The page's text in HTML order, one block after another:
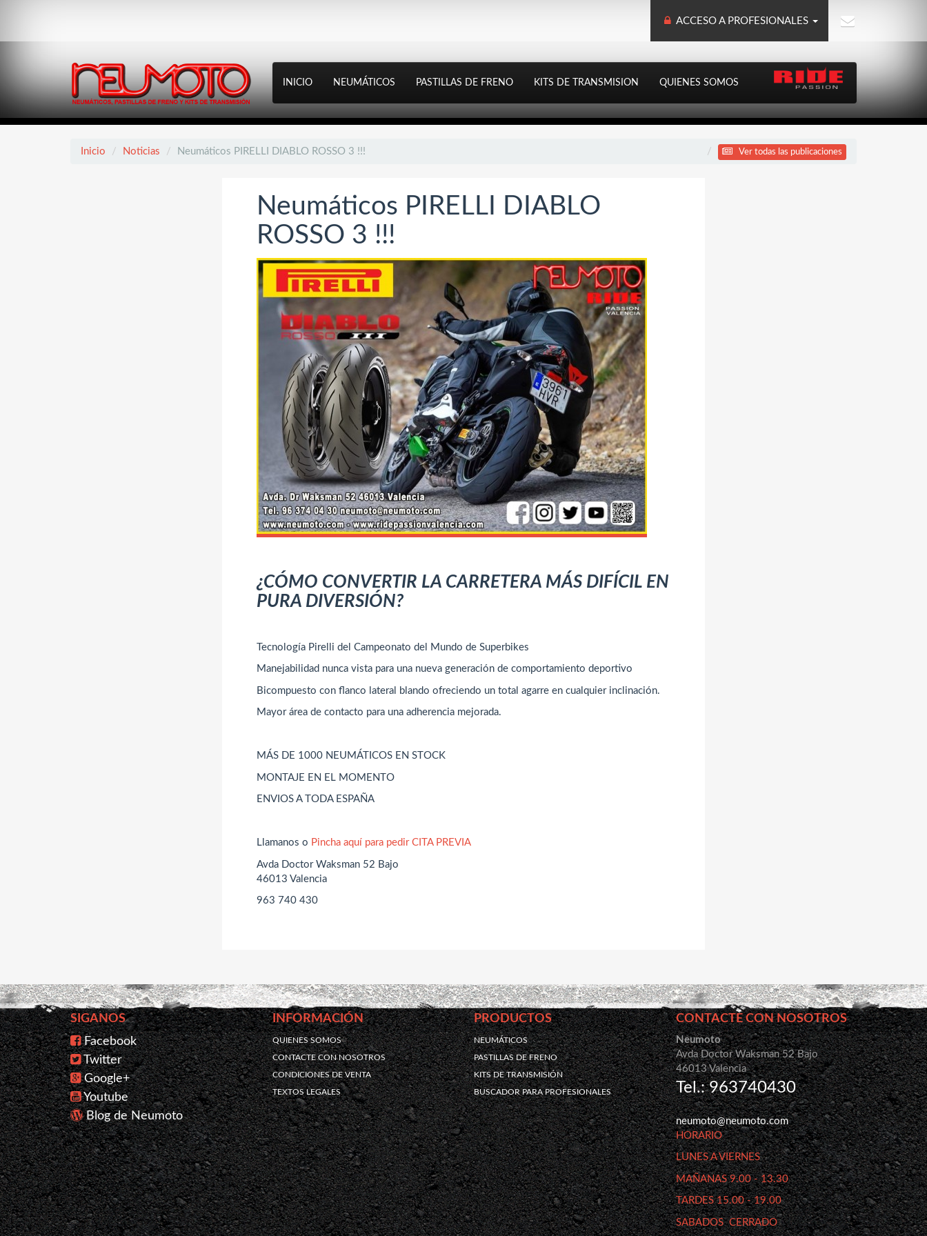
ACCESO A PROFESIONALES
INICIO NEUMÁTICOS PASTILLAS DE FRENO KITS DE TRANSMISION QUIENES SOMOS
Inicio Noticias Neumáticos PIRELLI DIABLO ROSSO 3 !!! Ver todas las publicaciones
Neumáticos PIRELLI DIABLO
ROSSO 3 !!!
¿CÓMO CONVERTIR LA CARRETERA MÁS DIFÍCIL EN
PURA DIVERSIÓN?
Tecnología Pirelli del Campeonato del Mundo de Superbikes
Manejabilidad nunca vista para una nueva generación de comportamiento deportivo
Bicompuesto con flanco lateral blando ofreciendo un total agarre en cualquier inclinación.
Mayor área de contacto para una adherencia mejorada.
MÁS DE 1000 NEUMÁTICOS EN STOCK
MONTAJE EN EL MOMENTO
ENVIOS A TODA ESPAÑA
Llamanos o Pincha aquí para pedir CITA PREVIA
Avda Doctor Waksman 52 Bajo
46013 Valencia
963 740 430
SIGANOS
Facebook
Twitter
Google+
Youtube
Blog de Neumoto
INFORMACIÓN
QUIENES SOMOS
CONTACTE CON NOSOTROS
CONDICIONES DE VENTA
TEXTOS LEGALES
PRODUCTOS
NEUMÁTICOS
PASTILLAS DE FRENO
KITS DE TRANSMISIÓN
BUSCADOR PARA PROFESIONALES
CONTACTE CON NOSOTROS
Neumoto
Avda Doctor Waksman 52 Bajo
46013 Valencia
Tel.: 963740430
neumoto@neumoto.com
HORARIO
LUNES A VIERNES
MAÑANAS 9.00 - 13.30
TARDES 15.00 - 19.00
SABADOS CERRADO